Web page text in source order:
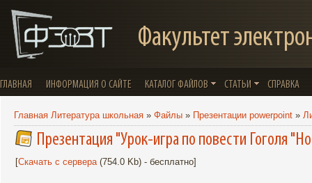
Факультет
ГЛАВНАЯ ИНФОРМАЦИЯ О САЙТЕ КАТАЛОГ ФАЙЛОВ СТАТЬИ СПРАВКА
Главная Литература школьная » Файлы » Презентации powerpoint »
Презентация "Урок-игра по повести Гоголя
[Скачать с сервера(754.0 Kb) - бесплатно]